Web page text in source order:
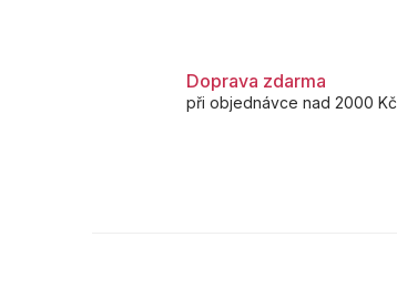
Doprava zdarma
při objednávce nad 2000 Kč